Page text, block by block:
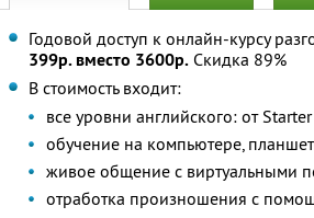
Годовой доступ к онлайн-курсу
399р. вместо 3600р. Скидка 89%
В стоимость входит:
все уровни английского: от
обучение на компьютере,
живое общение с виртуальными
отработка произношения с